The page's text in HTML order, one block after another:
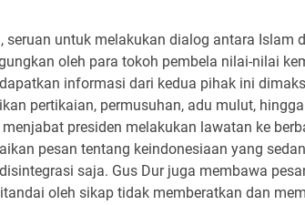
seruan untuk melakukan dialog antara Islam
oleh para tokoh pembela nilai-nilai
informasi dari kedua pihak ini
pertikaian, permusuhan, adu mulut,
presiden melakukan lawatan ke
pesan tentang keindonesiaan yang
saja. Gus Dur juga membawa
oleh sikap tidak memberatkan dan